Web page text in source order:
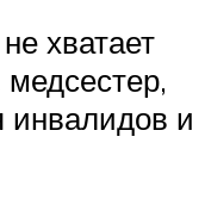
хватает
инвалидов и